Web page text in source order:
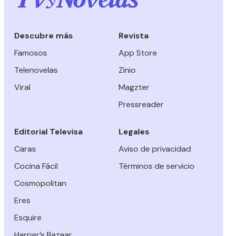
Descubre más
Famosos
Telenovelas
Viral
Revista
App Store
Zinio
Magzter
Pressreader
Editorial Televisa
Caras
Cocina Fácil
Cosmopolitan
Eres
Esquire
Legales
Aviso de privacidad
Términos de servicio